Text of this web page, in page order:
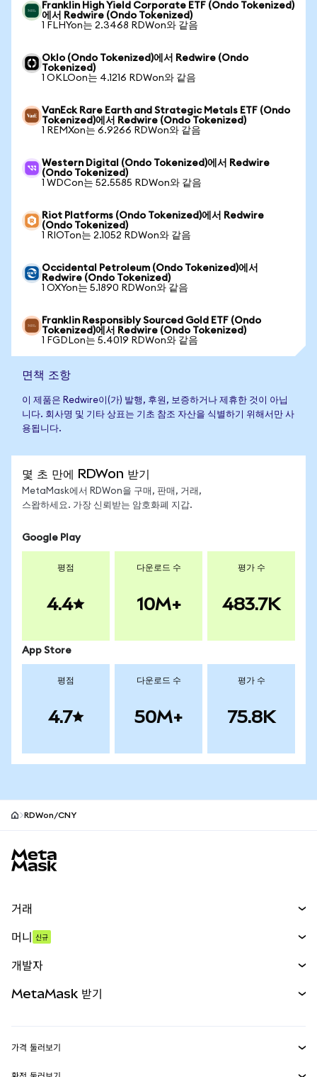
Franklin High Yield Corporate ETF (Ondo Tokenized)
에서 Redwire (Ondo Tokenized)
1 FLHYon는 2.3468 RDWon와 같음
Oklo (Ondo Tokenized)에서 Redwire (Ondo
Tokenized)
1 OKLOon는 4.1216 RDWon와 같음
VanEck Rare Earth and Strategic Metals ETF (Ondo
Tokenized)에서 Redwire (Ondo Tokenized)
1 REMXon는 6.9266 RDWon와 같음
Western Digital (Ondo Tokenized)에서 Redwire
(Ondo Tokenized)
1 WDCon는 52.5585 RDWon와 같음
Riot Platforms (Ondo Tokenized)에서 Redwire
(Ondo Tokenized)
1 RIOTon는 2.1052 RDWon와 같음
Occidental Petroleum (Ondo Tokenized)에서
Redwire (Ondo Tokenized)
1 OXYon는 5.1890 RDWon와 같음
Franklin Responsibly Sourced Gold ETF (Ondo
Tokenized)에서 Redwire (Ondo Tokenized)
1 FGDLon는 5.4019 RDWon와 같음
면책 조항
이 제품은 Redwire이(가) 발행, 후원, 보증하거나 제휴한 것이 아닙
니다. 회사명 및 기타 상표는 기초 참조 자산을 식별하기 위해서만 사
용됩니다.
몇 초 만에 RDWon 받기
MetaMask에서 RDWon을 구매, 판매, 거래,
스왑하세요. 가장 신뢰받는 암호화폐 지갑.
Google Play
평점
4.4
다운로드 수
10M+
평가 수
483.7K
App Store
평점
4.7
다운로드 수
50M+
평가 수
75.8K
RDWon/CNY
거래
무기한 선물
실물자산
머니 신규
개발자
MetaMask 받기
가격 둘러보기